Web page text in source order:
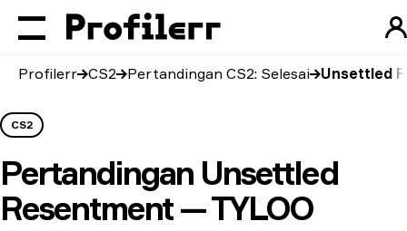
Profilerr CS2 Pertandingan CS2: Selesai Unsettled
CS2
Pertandingan Unsettled
Resentment — TYLOO